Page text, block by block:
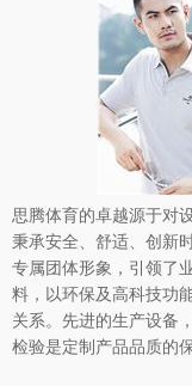
思腾体育的卓越源于对
秉承安全、舒适、创新
专属团体形象，引领了
料，以环保及高科技功
关系。先进的生产设备
检验是定制产品品质的保